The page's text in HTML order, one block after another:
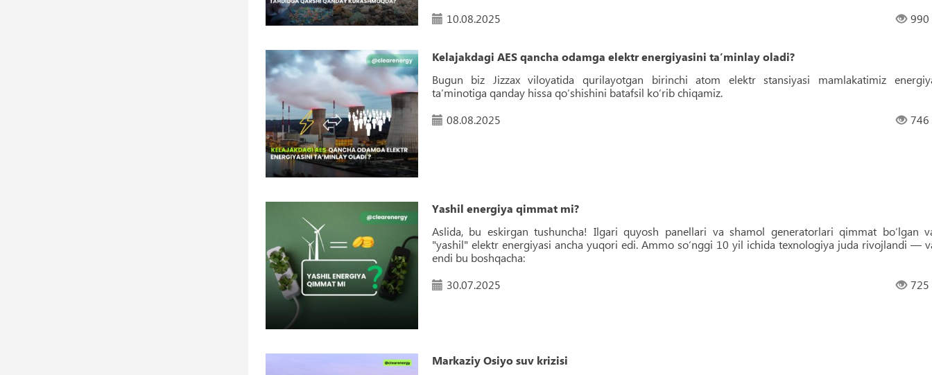
10.08.2025
990
Kelajakdagi AES qancha odamga elektr energiyasini ta’minlay oladi?
Bugun biz Jizzax viloyatida qurilayotgan birinchi atom elektr stansiyasi mamlakatimiz
ta’minotiga qanday hissa qo‘shishini batafsil ko‘rib chiqamiz.
08.08.2025
746
Yashil energiya qimmat mi?
Aslida, bu eskirgan tushuncha! Ilgari quyosh panellari va shamol generatorlari qimmat bo‘lgan
"yashil" elektr energiyasi ancha yuqori edi. Ammo so‘nggi 10 yil ichida texnologiya juda rivojlandi —
endi bu boshqacha:
30.07.2025
725
Markaziy Osiyo suv krizisi